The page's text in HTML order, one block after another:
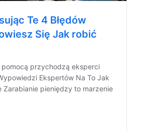
Te 4 Błędów
Się Jak robić
przychodzą eksperci
Ekspertów Na To Jak
Zarabianie pieniędzy to marzenie